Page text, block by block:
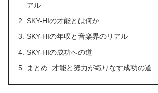
アル
SKY-HIの才能とは何か
SKY-HIの年収と音楽界のリアル
SKY-HIの成功への道
まとめ: 才能と努力が織りなす成功の道